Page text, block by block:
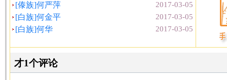
2017-03-05
[傣族]何严萍
2017-03-05
[白族]何金平
2017-03-05
[白族]何华
才1个评论